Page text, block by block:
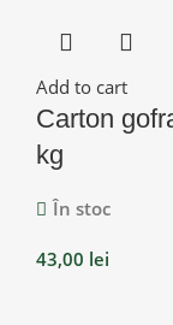
Add to cart
Carton
kg
În stoc
43,00 lei